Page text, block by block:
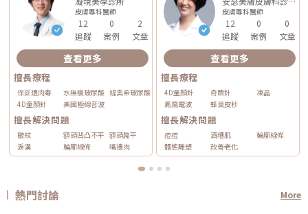
皮膚專科醫師
12
追蹤
0
案例
2
文章
查看更多
擅長療程
保妥適肉毒 水無痕玻尿酸 緹奧希玻尿酸
4D童顏針
美國極線音波
擅長解決問題
皺紋 額頭凹凸不平 額頭扁平
淚溝
輪廓線條 嘴邊肉
皮膚專科醫師
12
追蹤
0
案例
0
文章
查看更多
擅長療程
4D童顏針 奇蹟針
凍晶
鳳凰電波
蜂巢皮秒
擅長解決問題
痘痘 酒糟肌
輪廓線條
體態雕塑
改善老化
熱門討論 More